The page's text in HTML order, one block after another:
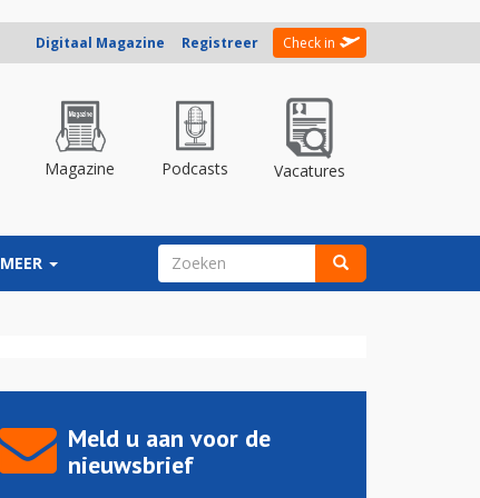
Digitaal Magazine Registreer Check in
Magazine Podcasts Vacatures
MEER ZOEKVELD
Meld u aan voor de
nieuwsbrief